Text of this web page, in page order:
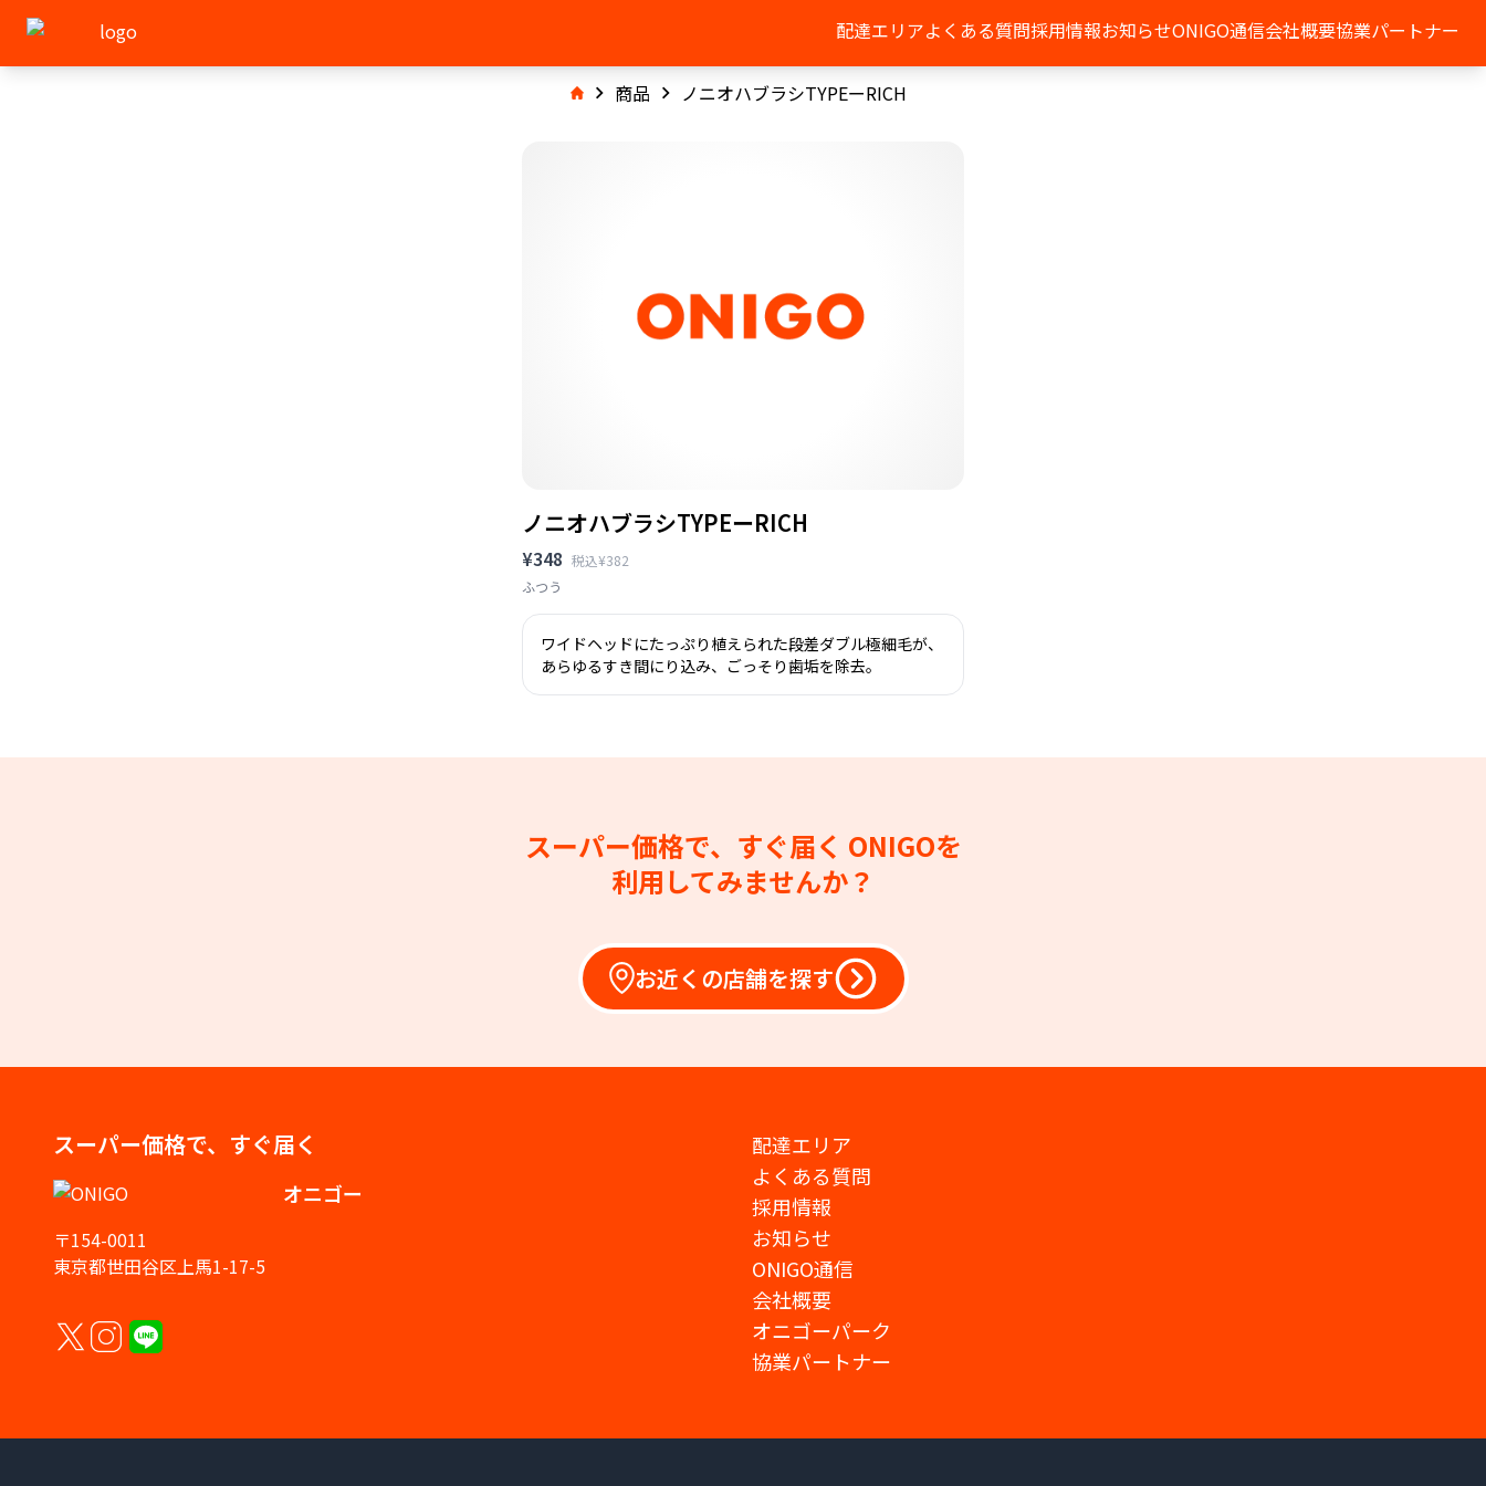
配達エリアよくある質問採用情報お知らせONIGO通信会社概要協業パートナー
商品 ノニオハブラシTYPEーRICH
ノニオハブラシTYPEーRICH
¥348 税込¥382
ふつう
ワイドヘッドにたっぷり植えられた段差ダブル極細毛が、
あらゆるすき間にり込み、ごっそり歯垢を除去。
スーパー価格で、すぐ届く ONIGOを
利用してみませんか？
お近くの店舗を探す
スーパー価格で、すぐ届く
オニゴー
〒154-0011
東京都世田谷区上馬1-17-5
配達エリア
よくある質問
採用情報
お知らせ
ONIGO通信
会社概要
オニゴーパーク
協業パートナー